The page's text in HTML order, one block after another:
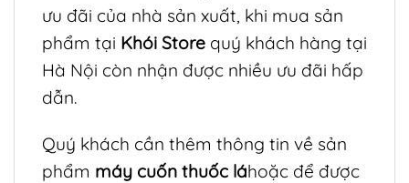
ưu đãi của nhà sản xuất, khi mua sản
phẩm tại Khói Store quý khách hàng tại
Hà Nội còn nhận được nhiều ưu đãi hấp
dẫn.
Quý khách cần thêm thông tin về sản
phẩm máy cuốn thuốc láhoặc để được